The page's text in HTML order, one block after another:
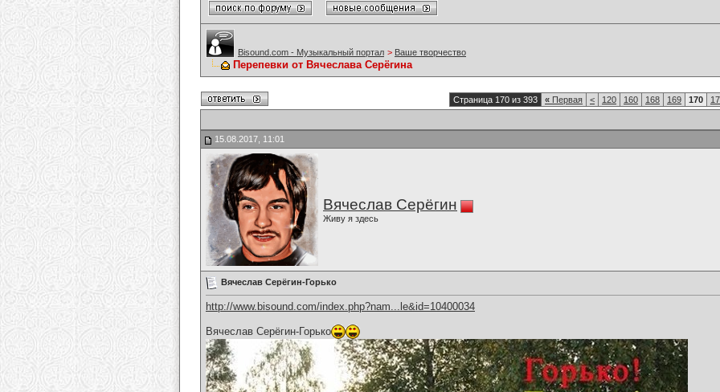
Bisound.com - Музыкальный портал > Ваше творчество
Перепевки от Вячеслава Серёгина
Страница 170 из 393 « Первая < 120 160 168 169 170
15.08.2017, 11:01
Вячеслав Серёгин
Живу я здесь
Вячеслав Серёгин-Горько
http://www.bisound.com/index.php?nam...le&id=10400034
Вячеслав Серёгин-Горько